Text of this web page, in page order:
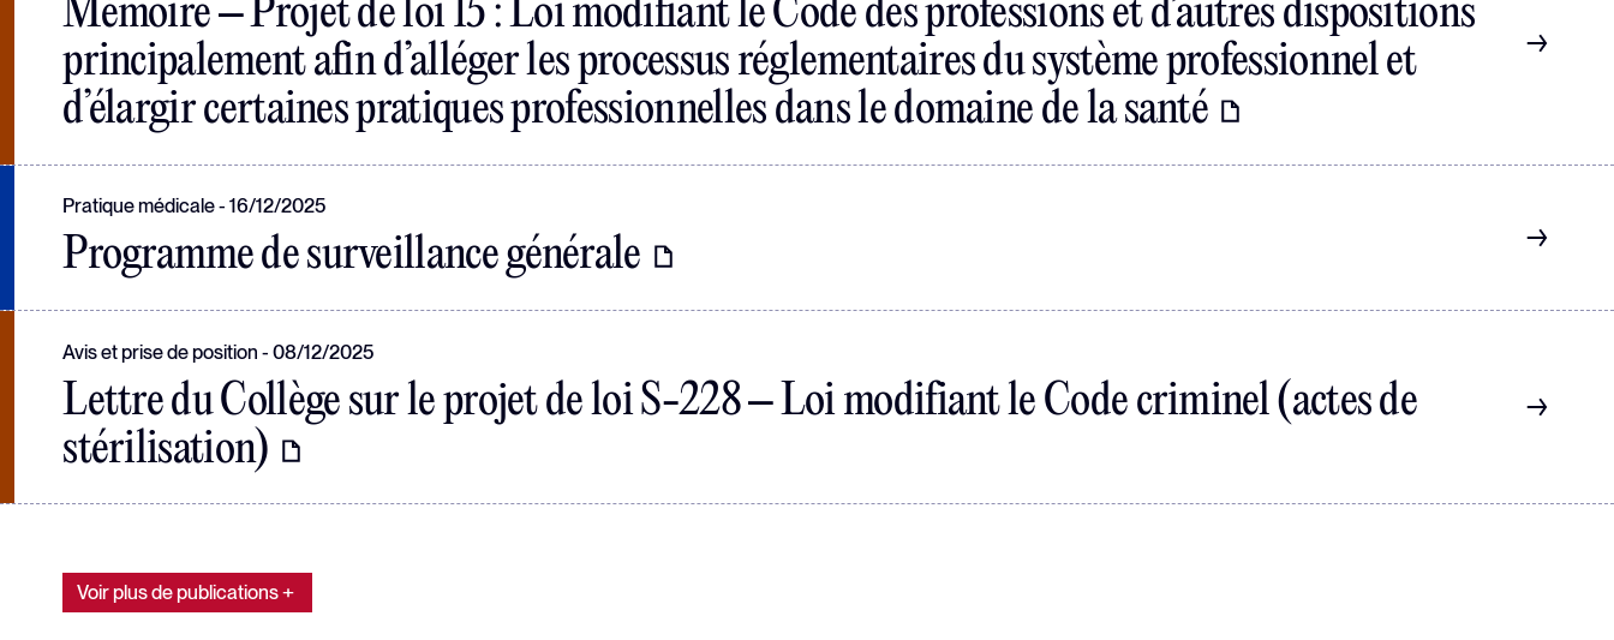
Mémoire – Projet de loi 15 : Loi modifiant le Code des professions et d’autres dispositions
principalement afin d’alléger les processus réglementaires du système professionnel et
d’élargir certaines pratiques professionnelles dans le domaine de la santé
Pratique médicale 16/12/2025
Programme de surveillance générale
Avis et prise de position 08/12/2025
Lettre du Collège sur le projet de loi S-228 – Loi modifiant le Code criminel (actes de
stérilisation)
Voir plus de publications